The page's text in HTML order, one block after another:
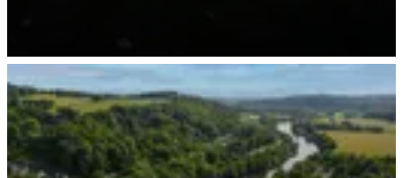
Mietunterkünfte TrekkingPod+ by night